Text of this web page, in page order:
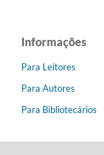
Informações
Para Leitores
Para Autores
Para Bibliotecários